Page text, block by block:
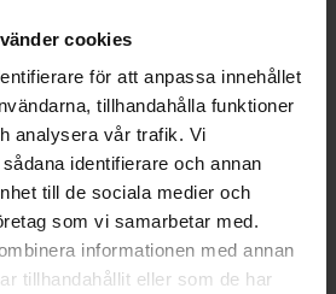
cookies
för att anpassa innehållet
tillhandahålla funktioner
analysera vår trafik. Vi
identifierare och annan
till de sociala medier och
som vi samarbetar med.
informationen med annan
tillhandahållit eller som de har
provning
norelem